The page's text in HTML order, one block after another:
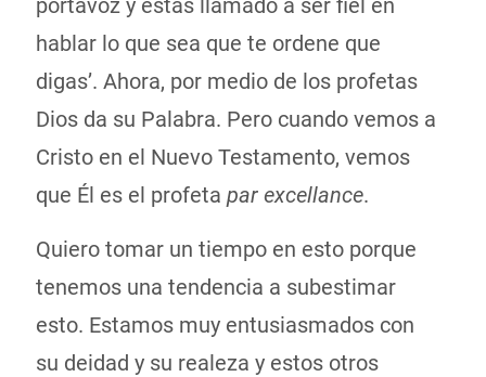
portavoz y estás llamado a ser fiel en
hablar lo que sea que te ordene que
digas’. Ahora, por medio de los profetas
Dios da su Palabra. Pero cuando vemos a
Cristo en el Nuevo Testamento, vemos
que Él es el profeta par excellance.
Quiero tomar un tiempo en esto porque
tenemos una tendencia a subestimar
esto. Estamos muy entusiasmados con
su deidad y su realeza y estos otros